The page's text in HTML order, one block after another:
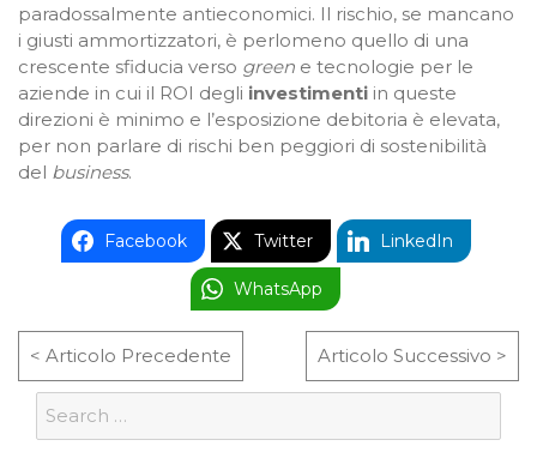
paradossalmente antieconomici. Il rischio, se mancano
i giusti ammortizzatori, è perlomeno quello di una
crescente sfiducia verso green e tecnologie per le
aziende in cui il ROI degli investimenti in queste
direzioni è minimo e l’esposizione debitoria è elevata,
per non parlare di rischi ben peggiori di sostenibilità
del business.
Facebook Twitter LinkedIn
WhatsApp
< Articolo Precedente Articolo Successivo >